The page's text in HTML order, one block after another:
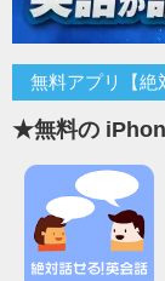
無料アプリ【絶
★無料の